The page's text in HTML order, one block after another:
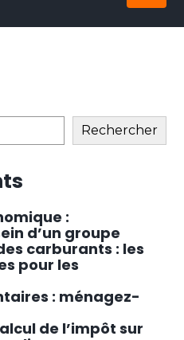
Rechercher
:
d’un groupe
carburants : les
pour les
: ménagez-
de l’impôt sur